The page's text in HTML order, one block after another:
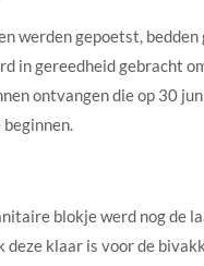
werden gepoetst,
in gereedheid gebracht
ontvangen die op 30
beginnen.
blokje werd nog de
deze klaar is voor de